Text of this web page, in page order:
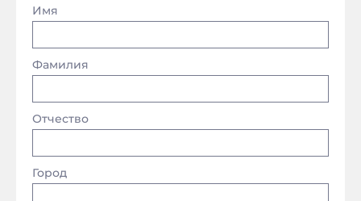
Имя
Фамилия
Отчество
Город